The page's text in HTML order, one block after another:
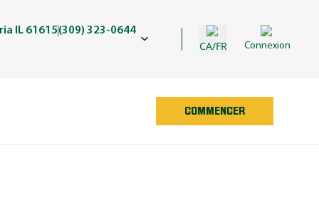
IL 61615(309) 323-0644
CA/FR Connexion
COMMENCER